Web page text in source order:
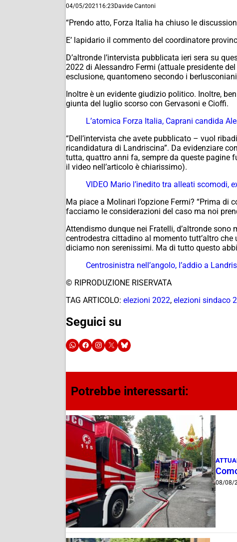
04/05/2021 16:23Davide Cantoni
“Prendo atto, Forza Italia ha chiuso le
E’ lapidario il commento del coordinatore
D’altronde l’intervista pubblicata ieri sera su
2022 di Alessandro Fermi (attuale presidente
esclusione, quantomeno secondo i
Inoltre è un evidente giudizio politico. Inoltre,
giunta del luglio scorso con Gervasoni e Cioffi.
L’atomica Forza Italia, Caprani candida
“Dell’intervista che avete pubblicato – vuol
ricandidatura di Landriscina”. Da evidenziare
tutta, quattro anni fa, sempre da queste pagine
il video nell’articolo è chiarissimo).
VIDEO Mario l’inedito tra alleati scomodi,
Ma piace a Molinari l’opzione Fermi? “Prima di
facciamo le considerazioni del caso ma noi
Attendismo dunque nei Fratelli, d’altronde
centrodestra cittadino al momento tutt’altro che
diciamo non serenissimi. Ma di tutto questo
Centrosinistra nell’angolo, l’addio a
© RIPRODUZIONE RISERVATA
TAG ARTICOLO: elezioni 2022, elezioni sindaco
Seguici su
Potrebbe interessarti:
08/08/